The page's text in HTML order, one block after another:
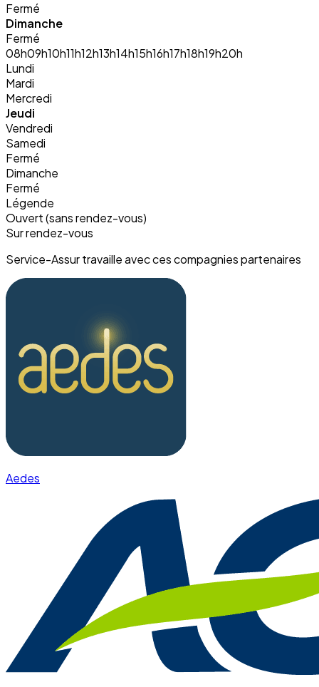
Fermé
Dimanche
Fermé
08h09h10h11h12h13h14h15h16h17h18h19h20h
Lundi
Mardi
Mercredi
Jeudi
Vendredi
Samedi
Fermé
Dimanche
Fermé
Légende
Ouvert (sans rendez-vous)
Sur rendez-vous
Service-Assur travaille avec ces compagnies partenaires
Aedes